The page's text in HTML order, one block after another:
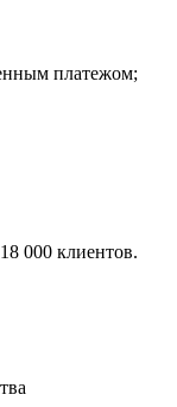
платежом;
000 клиентов.